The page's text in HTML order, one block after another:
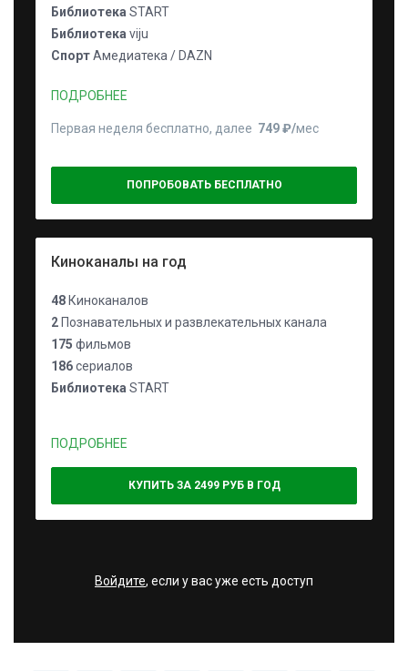
Библиотека START
Библиотека viju
СпортАмедиатека / DAZN
ПОДРОБНЕЕ
Первая неделя бесплатно, далее 749 ₽⁠/⁠мес
ПОПРОБОВАТЬ БЕСПЛАТНО
Киноканалы на год
48 Киноканалов
2 Познавательных и развлекательных канала
175 фильмов
186сериалов
Библиотека START
ПОДРОБНЕЕ
КУПИТЬ ЗА 2499 РУБ В ГОД
Войдите, если у вас уже есть доступ